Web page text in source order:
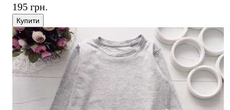
195 грн.
Купити